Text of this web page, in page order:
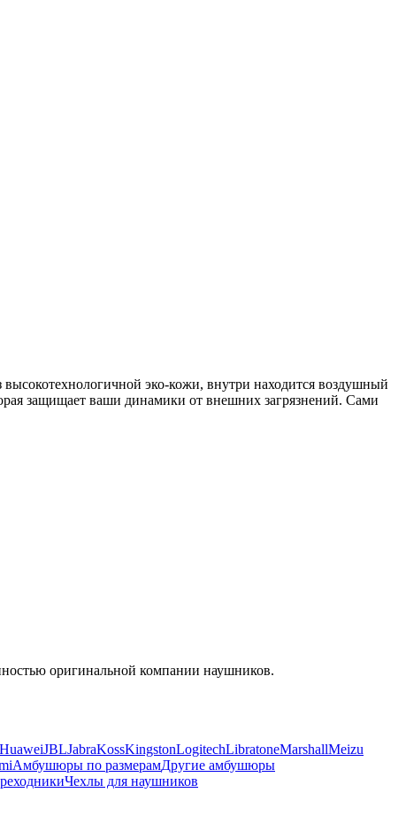
эко-кожи, внутри находится воздушный
защищает ваши динамики от внешних загрязнений. Сами
оригинальной компании наушников.
HuaweiJBLJabraKossKingstonLogitechLibratoneMarshallMeizu
Амбушюры по размерамДругие амбушюры
Чехлы для наушников